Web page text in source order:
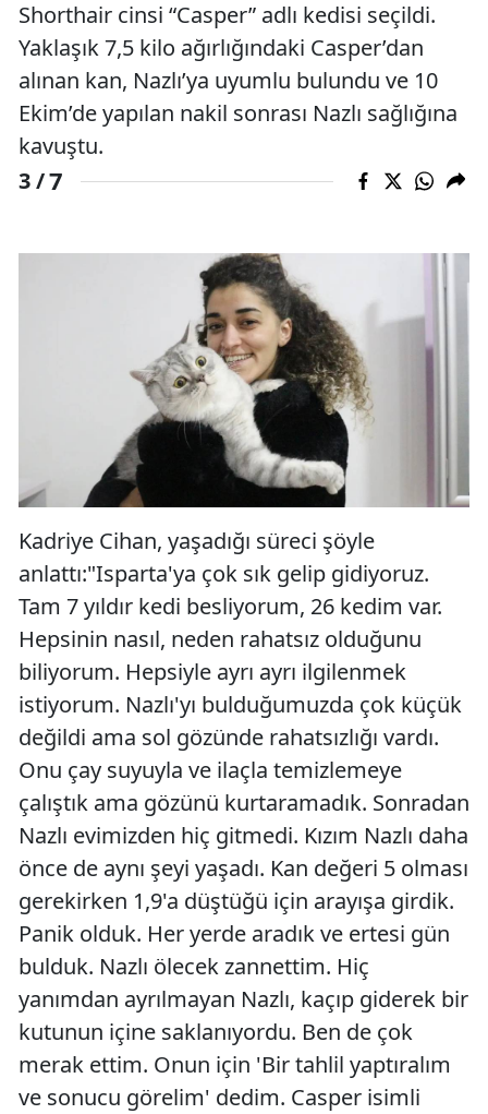
Shorthair cinsi “Casper” adlı kedisi seçildi.
Yaklaşık 7,5 kilo ağırlığındaki Casper’dan
alınan kan, Nazlı’ya uyumlu bulundu ve 10
Ekim’de yapılan nakil sonrası Nazlı sağlığına
kavuştu.
3 /7
Kadriye Cihan, yaşadığı süreci şöyle
anlattı:"Isparta'ya çok sık gelip gidiyoruz.
Tam 7 yıldır kedi besliyorum, 26 kedim var.
Hepsinin nasıl, neden rahatsız olduğunu
biliyorum. Hepsiyle ayrı ayrı ilgilenmek
istiyorum. Nazlı'yı bulduğumuzda çok küçük
değildi ama sol gözünde rahatsızlığı vardı.
Onu çay suyuyla ve ilaçla temizlemeye
çalıştık ama gözünü kurtaramadık. Sonradan
Nazlı evimizden hiç gitmedi. Kızım Nazlı daha
önce de aynı şeyi yaşadı. Kan değeri 5 olması
gerekirken 1,9'a düştüğü için arayışa girdik.
Panik olduk. Her yerde aradık ve ertesi gün
bulduk. Nazlı ölecek zannettim. Hiç
yanımdan ayrılmayan Nazlı, kaçıp giderek bir
kutunun içine saklanıyordu. Ben de çok
merak ettim. Onun için 'Bir tahlil yaptıralım
ve sonucu görelim' dedim. Casper isimli